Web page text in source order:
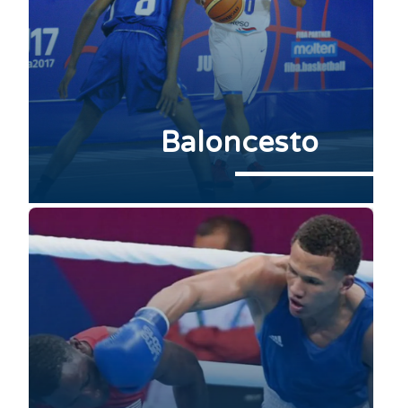
Baloncesto